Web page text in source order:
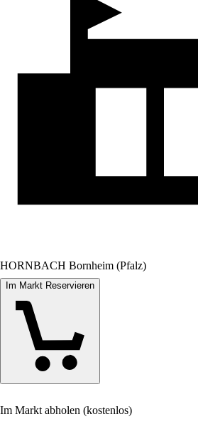
HORNBACH Bornheim (Pfalz)
Im Markt Reservieren
Im Markt abholen (kostenlos)